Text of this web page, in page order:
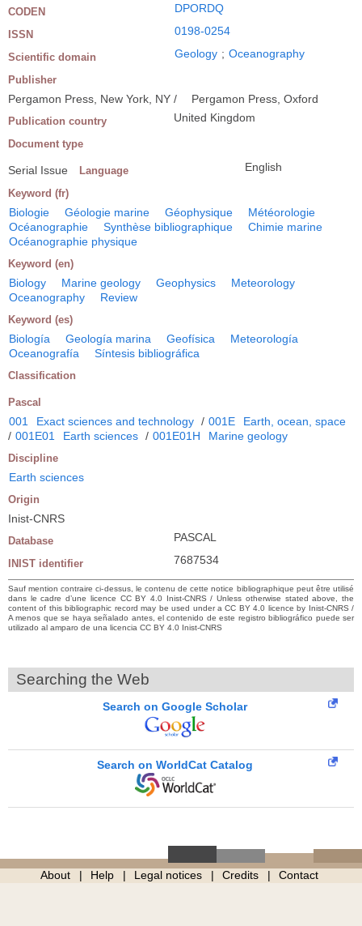
CODEN DPORDQ
ISSN 0198-0254
Scientific domain Geology ; Oceanography
Publisher
Pergamon Press, New York, NY / Pergamon Press, Oxford
Publication country United Kingdom
Document type
Serial Issue Language English
Keyword (fr)
Biologie Géologie marine Géophysique
Météorologie
Océanographie
Synthèse bibliographique
Chimie marine
Océanographie physique
Keyword (en)
Biology Marine geology Geophysics
Meteorology
Oceanography
Review
Keyword (es)
Biología Geología marina Geofísica
Meteorología
Oceanografía
Síntesis bibliográfica
Classification
Pascal
001 Exact sciences and technology / 001E
Earth, ocean, space
/ 001E01 Earth sciences / 001E01H Marine geology
Discipline
Earth sciences
Origin
Inist-CNRS
Database PASCAL
INIST identifier 7687534
Sauf mention contraire ci-dessus, le contenu de cette notice bibliographique peut être utilisé
dans le cadre d’une licence CC BY 4.0 Inist-CNRS / Unless otherwise stated above, the
content of this bibliographic record may be used under a CC BY 4.0 licence by Inist-CNRS /
A menos que se haya señalado antes, el contenido de este registro bibliográfico puede ser
utilizado al amparo de una licencia CC BY 4.0 Inist-CNRS
Searching the Web
Search on Google Scholar
Search on WorldCat Catalog
About Help Legal notices Credits Contact